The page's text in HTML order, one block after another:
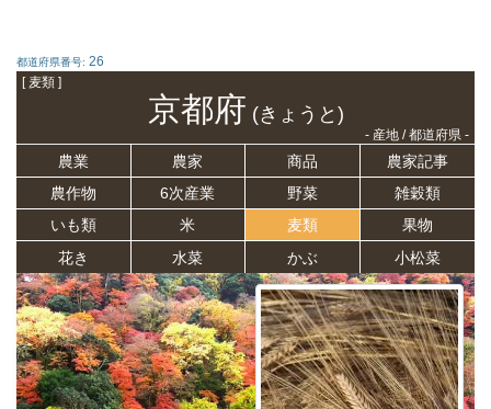
都道府県番号: 26
[ 麦類 ]
京都府 (きょうと)
- 産地 / 都道府県 -
農業 農家 商品
農家記事
農作物
6次産業 野菜
雑穀類
いも類
米 麦類
果物
花き
水菜 かぶ 小松菜